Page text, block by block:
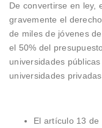
De convertirse en ley,
gravemente el
de miles de jóvenes
el 50% del
universidades
universidades
El artículo 13 de